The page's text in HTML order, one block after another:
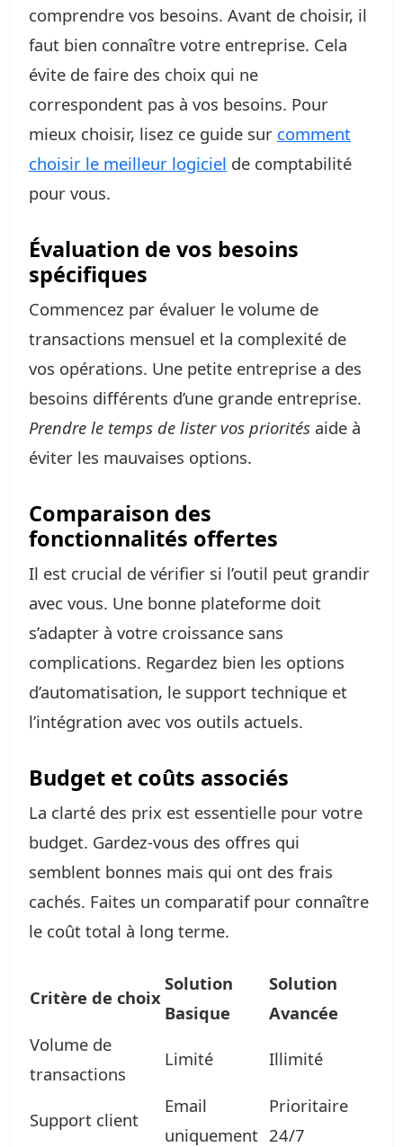
comprendre vos besoins. Avant de choisir, il
faut bien connaître votre entreprise. Cela
évite de faire des choix qui ne
correspondent pas à vos besoins. Pour
mieux choisir, lisez ce guide sur comment
choisir le meilleur logiciel de comptabilité
pour vous.
Évaluation de vos besoins
spécifiques
Commencez par évaluer le volume de
transactions mensuel et la complexité de
vos opérations. Une petite entreprise a des
besoins différents d’une grande entreprise.
Prendre le temps de lister vos priorités aide à
éviter les mauvaises options.
Comparaison des
fonctionnalités offertes
Il est crucial de vérifier si l’outil peut grandir
avec vous. Une bonne plateforme doit
s’adapter à votre croissance sans
complications. Regardez bien les options
d’automatisation, le support technique et
l’intégration avec vos outils actuels.
Budget et coûts associés
La clarté des prix est essentielle pour votre
budget. Gardez-vous des offres qui
semblent bonnes mais qui ont des frais
cachés. Faites un comparatif pour connaître
le coût total à long terme.
Critère de choix
Solution
Basique
Solution
Avancée
Volume de
transactions
Limité Illimité
Support client
Email
uniquement
Prioritaire
24/7